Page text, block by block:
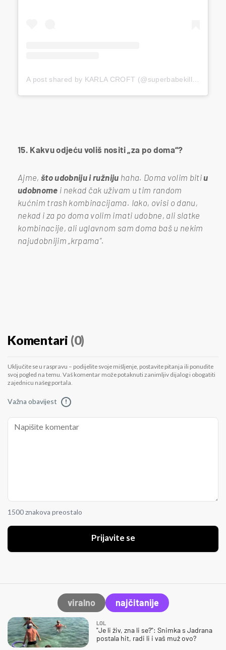
15. Kakvu odjeću voliš nositi „za po doma“?
Ajme,što udobniju i ružniju haha. Doma volim bitiu
udobnome i nekad čak uživam u tim random
kućnim trash kombinacijama. Iako, ovisi o danu,
nekad i za po doma volim imati udobne, ali slatke
kombinacije, ali uglavnom sam doma baš u nekim
najudobnijim „krpama“.
Komentari (0)
Uključite se u raspravu – podijelite svoje mišljenje, postavite pitanja ili ponudite
svoj pogled na temu. Vaš komentar može potaknuti zanimljiv dijalog i obogatiti
zajednicu našeg portala.
Važna obavijest !
1500 znakova preostalo
Prijavite se
viralno najčitanije
LOL
"Je li živ, zna li se?": Snimka s Jadrana
postala hit, radi li i vaš muž ovo?